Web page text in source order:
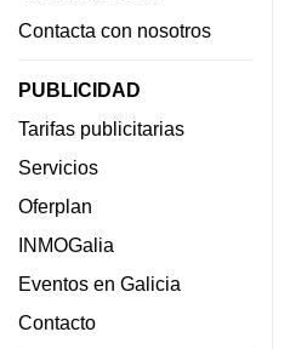
Contacta con nosotros
PUBLICIDAD
Tarifas publicitarias
Servicios
Oferplan
INMOGalia
Eventos en Galicia
Contacto